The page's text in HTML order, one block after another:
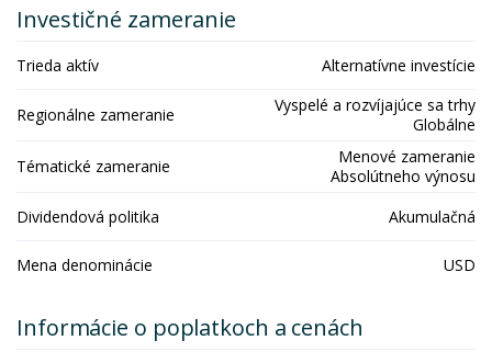
Investičné zameranie
Trieda aktív Alternatívne investície
Regionálne zameranie
Vyspelé a rozvíjajúce sa trhy
Globálne
Tématické zameranie
Menové zameranie
Absolútneho výnosu
Dividendová politika
Akumulačná
Mena denominácie USD
Informácie o poplatkoch a cenách